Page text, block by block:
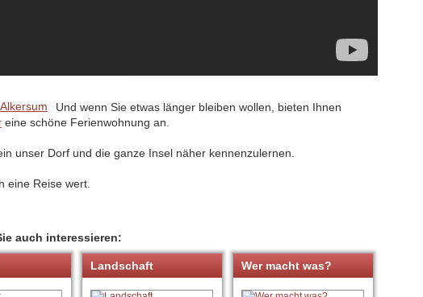
Und wenn Sie etwas länger bleiben wollen, bieten Ihnen
eine schöne Ferienwohnung an.
unser Dorf und die ganze Insel näher kennenzulernen.
eine Reise wert.
auch interessieren:
Landschaft Wer macht was?